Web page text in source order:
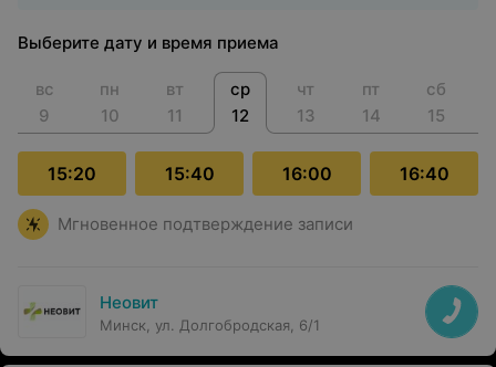
Выберите дату и время приема
вс
9
пн
10
вт
11
ср
12
чт
13
пт
14
сб
15
15:20 15:40 16:00 16:40
Мгновенное подтверждение записи
Неовит
Минск, ул. Долгобродская, 6/1